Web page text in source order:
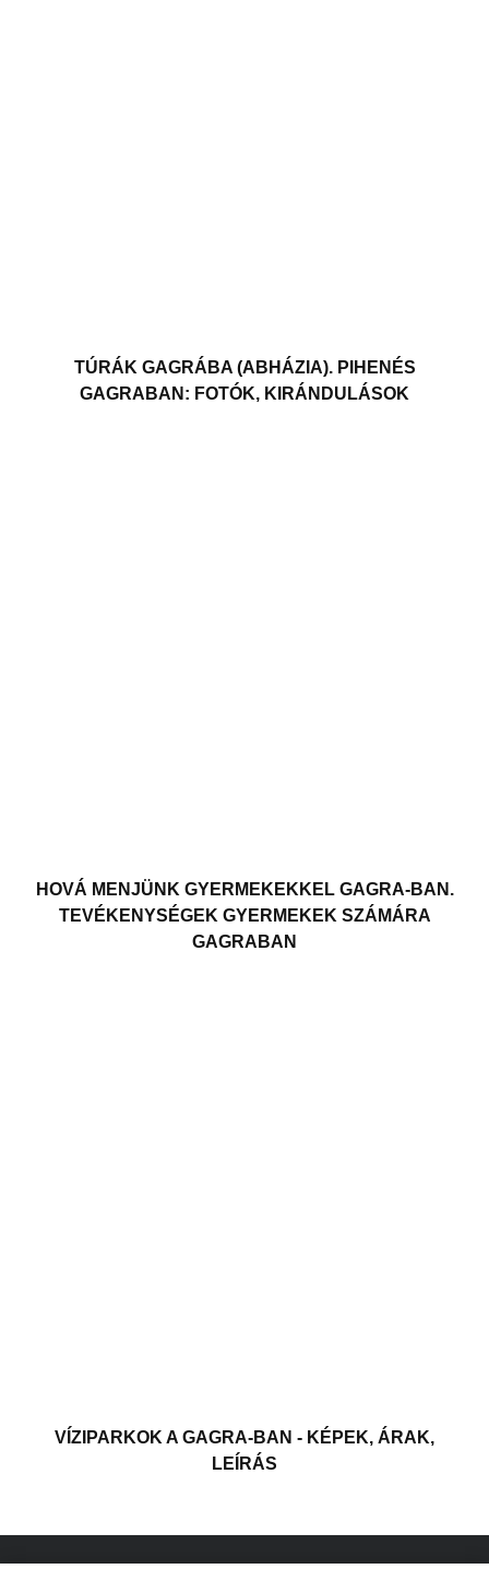
TÚRÁK GAGRÁBA (ABHÁZIA). PIHENÉS
GAGRABAN: FOTÓK, KIRÁNDULÁSOK
HOVÁ MENJÜNK GYERMEKEKKEL GAGRA-BAN.
TEVÉKENYSÉGEK GYERMEKEK SZÁMÁRA
GAGRABAN
VÍZIPARKOK A GAGRA-BAN - KÉPEK, ÁRAK,
LEÍRÁS